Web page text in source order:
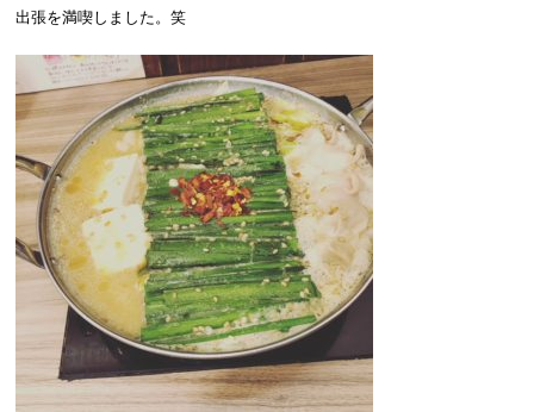
出張を満喫しました。笑